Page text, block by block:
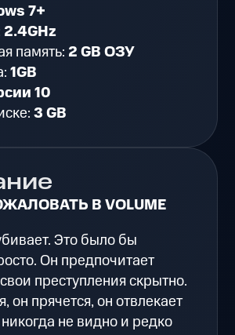
В VOLUME
Это было бы
Он предпочитает
преступления скрытно.
он прячется, он отвлекает
не видно и редко
7+
2.4GHz
память: 2 GB ОЗУ
1GB
10
3 GB